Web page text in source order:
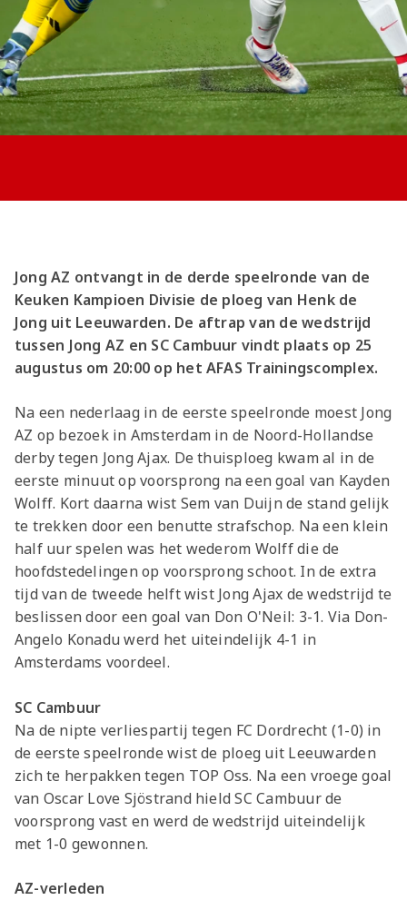
Jong AZ
Seizoenkaart
Jong AZ ontvangt in de derde speelronde van de
Keuken Kampioen Divisie de ploeg van Henk de
Jong uit Leeuwarden. De aftrap van de wedstrijd
tussen Jong AZ en SC Cambuur vindt plaats op 25
augustus om 20:00 op het AFAS Trainingscomplex.
Na een nederlaag in de eerste speelronde moest Jong
AZ op bezoek in Amsterdam in de Noord-Hollandse
derby tegen Jong Ajax. De thuisploeg kwam al in de
eerste minuut op voorsprong na een goal van Kayden
Wolff. Kort daarna wist Sem van Duijn de stand gelijk
te trekken door een benutte strafschop. Na een klein
half uur spelen was het wederom Wolff die de
hoofdstedelingen op voorsprong schoot. In de extra
tijd van de tweede helft wist Jong Ajax de wedstrijd te
beslissen door een goal van Don O'Neil: 3-1. Via Don-
Angelo Konadu werd het uiteindelijk 4-1 in
Amsterdams voordeel.
SC Cambuur
Na de nipte verliespartij tegen FC Dordrecht (1-0) in
de eerste speelronde wist de ploeg uit Leeuwarden
zich te herpakken tegen TOP Oss. Na een vroege goal
van Oscar Love Sjöstrand hield SC Cambuur de
voorsprong vast en werd de wedstrijd uiteindelijk
met 1-0 gewonnen.
AZ-verleden